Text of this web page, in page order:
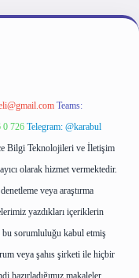
Teams:
0 726 Telegram: @karabul
Bilgi Teknolojileri ve İletişim
olarak hizmet vermektedir.
veya araştırma
yazdıkları içeriklerin
bu sorumluluğu kabul etmiş
veya şahıs şirketi ile hiçbir
hazırladığımız makaleler